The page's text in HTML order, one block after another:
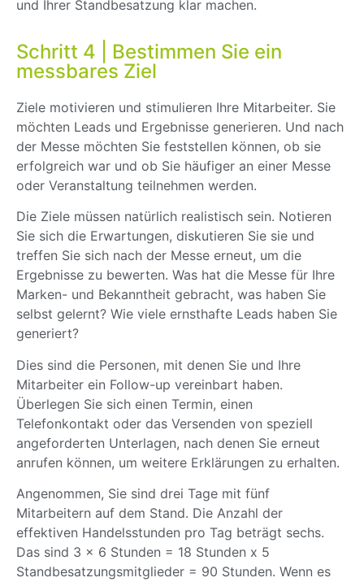
und Ihrer Standbesatzung klar machen.
Schritt 4 | Bestimmen Sie ein
messbares Ziel
Ziele motivieren und stimulieren Ihre Mitarbeiter. Sie
möchten Leads und Ergebnisse generieren. Und nach
der Messe möchten Sie feststellen können, ob sie
erfolgreich war und ob Sie häufiger an einer Messe
oder Veranstaltung teilnehmen werden.
Die Ziele müssen natürlich realistisch sein. Notieren
Sie sich die Erwartungen, diskutieren Sie sie und
treffen Sie sich nach der Messe erneut, um die
Ergebnisse zu bewerten. Was hat die Messe für Ihre
Marken- und Bekanntheit gebracht, was haben Sie
selbst gelernt? Wie viele ernsthafte Leads haben Sie
generiert?
Dies sind die Personen, mit denen Sie und Ihre
Mitarbeiter ein Follow-up vereinbart haben.
Überlegen Sie sich einen Termin, einen
Telefonkontakt oder das Versenden von speziell
angeforderten Unterlagen, nach denen Sie erneut
anrufen können, um weitere Erklärungen zu erhalten.
Angenommen, Sie sind drei Tage mit fünf
Mitarbeitern auf dem Stand. Die Anzahl der
effektiven Handelsstunden pro Tag beträgt sechs.
Das sind 3 x 6 Stunden = 18 Stunden x 5
Standbesatzungsmitglieder = 90 Stunden. Wenn es